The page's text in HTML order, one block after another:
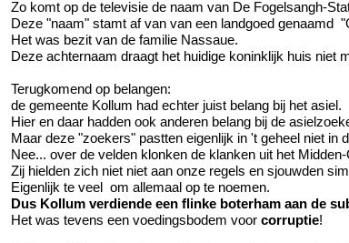
Zo komt op de televisie de naam van De Fogelsangh-
Deze "naam" stamt af van van een landgoed genaamd
Het was bezit van de familie Nassaue.
Deze achternaam draagt het huidige koninklijk huis niet
Terugkomend op belangen:
de gemeente Kollum had echter juist belang bij het asiel.
Hier en daar hadden ook anderen belang bij de
Maar deze "zoekers" pastten eigenlijk in 't geheel niet in
Nee... over de velden klonken de klanken uit het
Zij hielden zich niet niet aan onze regels en sjouwden
Eigenlijk te veel om allemaal op te noemen.
Dus Kollum verdiende een flinke boterham aan de
Het was tevens een voedingsbodem voor corruptie!